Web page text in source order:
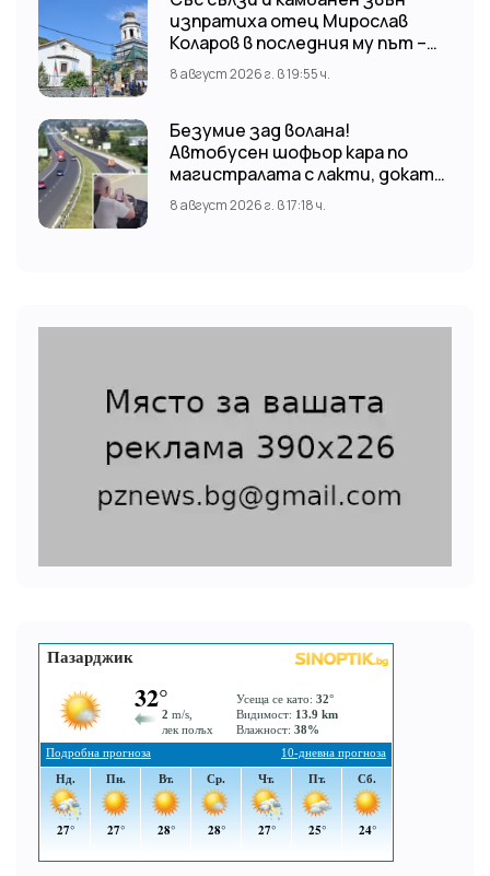
изпратиха отец Мирослав
Коларов в последния му път –
Пловдивският митрополит
Николай отслужи опелото
8 август 2026 г. в 19:55 ч.
Безумие зад волана!
Автобусен шофьор кара по
магистралата с лакти, докато
гледа TikTok
8 август 2026 г. в 17:18 ч.